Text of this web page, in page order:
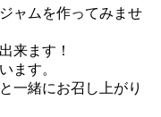
ャムを作ってみませ
来ます！
ます。
一緒にお召し上がり